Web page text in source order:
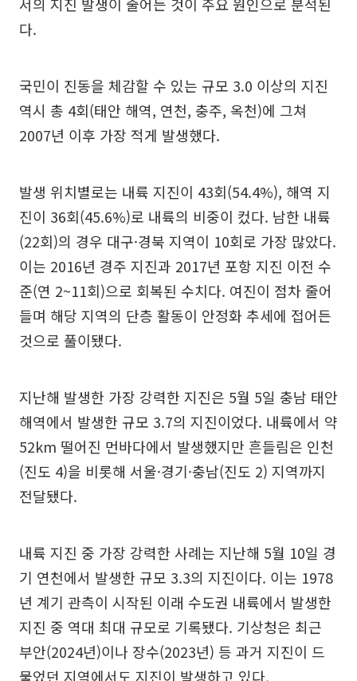
서의 지진 발생이 줄어든 것이 주요 원인으로 분석된
다.
국민이 진동을 체감할 수 있는 규모 3.0 이상의 지진
역시 총 4회(태안 해역, 연천, 충주, 옥천)에 그쳐
2007년 이후 가장 적게 발생했다.
발생 위치별로는 내륙 지진이 43회(54.4%), 해역 지
진이 36회(45.6%)로 내륙의 비중이 컸다. 남한 내륙
(22회)의 경우 대구·경북 지역이 10회로 가장 많았다.
이는 2016년 경주 지진과 2017년 포항 지진 이전 수
준(연 2~11회)으로 회복된 수치다. 여진이 점차 줄어
들며 해당 지역의 단층 활동이 안정화 추세에 접어든
것으로 풀이됐다.
지난해 발생한 가장 강력한 지진은 5월 5일 충남 태안
해역에서 발생한 규모 3.7의 지진이었다. 내륙에서 약
52km 떨어진 먼바다에서 발생했지만 흔들림은 인천
(진도 4)을 비롯해 서울·경기·충남(진도 2) 지역까지
전달됐다.
내륙 지진 중 가장 강력한 사례는 지난해 5월 10일 경
기 연천에서 발생한 규모 3.3의 지진이다. 이는 1978
년 계기 관측이 시작된 이래 수도권 내륙에서 발생한
지진 중 역대 최대 규모로 기록됐다. 기상청은 최근
부안(2024년)이나 장수(2023년) 등 과거 지진이 드
물었던 지역에서도 지진이 발생하고 있다.